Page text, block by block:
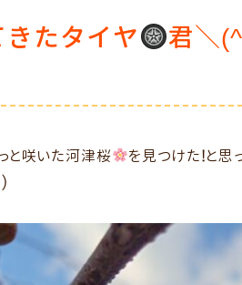
たタイヤ 君＼
と咲いた河津桜
を見つけた!と思